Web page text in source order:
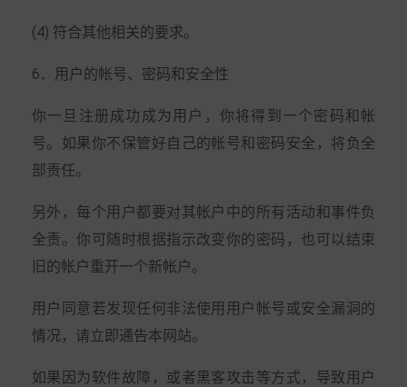
(4) 符合其他相关的要求。
6．用户的帐号、密码和安全性
你一旦注册成功成为用户，你将得到一个密码和帐
号。如果你不保管好自己的帐号和密码安全，将负全
部责任。
另外，每个用户都要对其帐户中的所有活动和事件负
全责。你可随时根据指示改变你的密码，也可以结束
旧的帐户重开一个新帐户。
用户同意若发现任何非法使用用户帐号或安全漏洞的
情况，请立即通告本网站。
如果因为软件故障，或者黑客攻击等方式，导致用户